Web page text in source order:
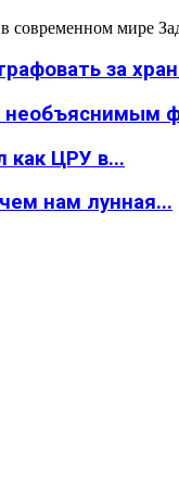
современном мире
за
необъяснимым
как ЦРУ в...
нам лунная...